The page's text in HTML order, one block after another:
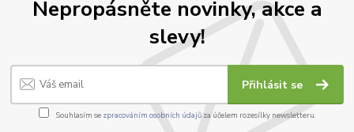
Nepropásněte novinky, akce a
slevy!
Přihlásit se
Souhlasím se zpracováním osobních údajůza účelem rozesílky newsletteru.